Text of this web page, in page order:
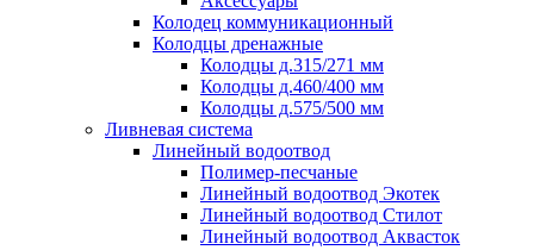
Колодец коммуникационный
Колодцы дренажные
Колодцы д.315/271 мм
Колодцы д.460/400 мм
Колодцы д.575/500 мм
Ливневая система
Линейный водоотвод
Полимер-песчаные
Линейный водоотвод Экотек
Линейный водоотвод Стилот
Линейный водоотвод Аквасток